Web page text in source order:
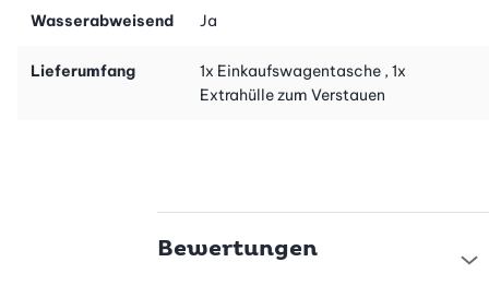
dich auch dabei, einen Beitrag zum Schutz unserer Umwelt zu
zu einem positiven Erlebnis!
Wasserabweisend Ja
Lieferumfang
1x Einkaufswagentasche , 1x
Extrahülle zum Verstauen
Bewertungen